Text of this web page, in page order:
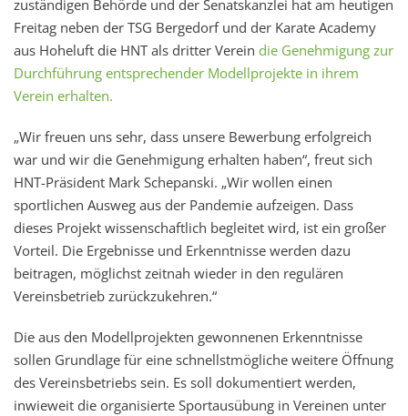
zuständigen Behörde und der Senatskanzlei hat am heutigen
Freitag neben der TSG Bergedorf und der Karate Academy
aus Hoheluft die HNT als dritter Verein die Genehmigung zur
Durchführung entsprechender Modellprojekte in ihrem
Verein erhalten.
„Wir freuen uns sehr, dass unsere Bewerbung erfolgreich
war und wir die Genehmigung erhalten haben“, freut sich
HNT-Präsident Mark Schepanski. „Wir wollen einen
sportlichen Ausweg aus der Pandemie aufzeigen. Dass
dieses Projekt wissenschaftlich begleitet wird, ist ein großer
Vorteil. Die Ergebnisse und Erkenntnisse werden dazu
beitragen, möglichst zeitnah wieder in den regulären
Vereinsbetrieb zurückzukehren.“
Die aus den Modellprojekten gewonnenen Erkenntnisse
sollen Grundlage für eine schnellstmögliche weitere Öffnung
des Vereinsbetriebs sein. Es soll dokumentiert werden,
inwieweit die organisierte Sportausübung in Vereinen unter